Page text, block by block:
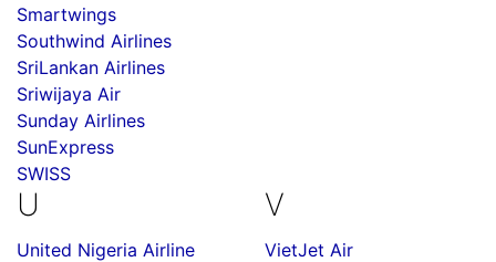
Smartwings
Southwind Airlines
SriLankan Airlines
Sriwijaya Air
Sunday Airlines
SunExpress
SWISS
U
United Nigeria Airline
V
VietJet Air